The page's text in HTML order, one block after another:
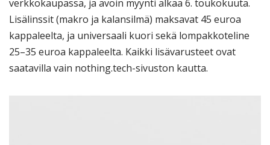
verkkokaupassa, ja avoin myynti alkaa 6. toukokuuta.
Lisälinssit (makro ja kalansilmä) maksavat 45 euroa
kappaleelta, ja universaali kuori sekä lompakkoteline
25–35 euroa kappaleelta. Kaikki lisävarusteet ovat
saatavilla vain nothing.tech-sivuston kautta.